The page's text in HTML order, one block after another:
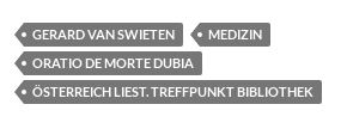
e
b
o
to
d
o
ail le
n
GERARD VAN SWIETEN
MEDIZIN
ORATIO DE MORTE DUBIA
ÖSTERREICH LIEST. TREFFPUNKT BIBLIOTHEK